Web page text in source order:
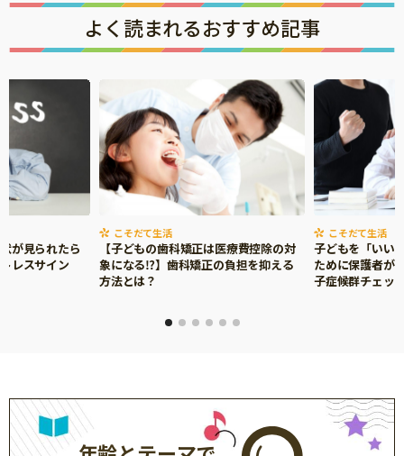
よく読まれるおすすめ記事
が見られたら
レスサイン
こそだて生活
【子どもの歯科矯正は医療費控除の対
象になる⁉】歯科矯正の負担を抑える
方法とは？
こそだて生活
子どもを「いい
ために保護者が
子症候群チェッ